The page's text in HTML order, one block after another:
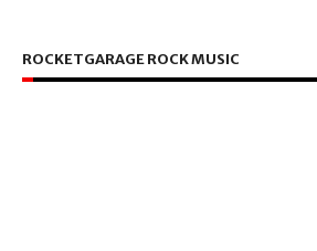
ROCKETGARAGE ROCK MUSIC